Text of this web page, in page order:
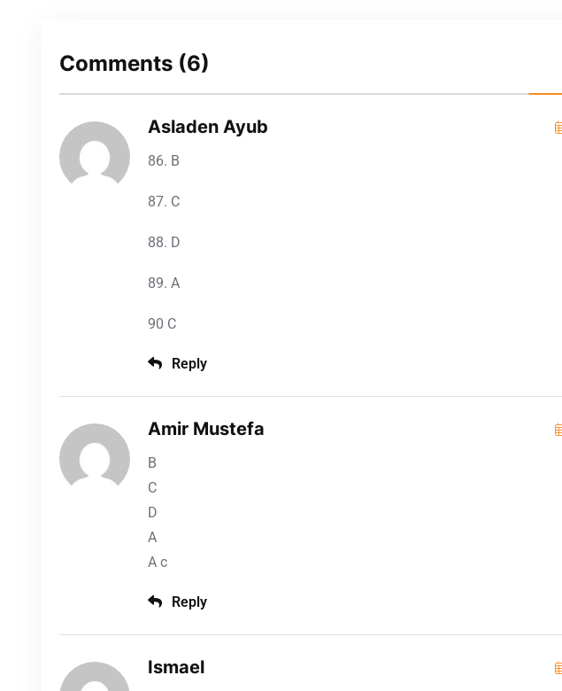
Comments (6)
Asladen Ayub
86. B
87. C
88. D
89. A
90 C
Reply
Amir Mustefa
B
C
D
A
A c
Reply
Ismael